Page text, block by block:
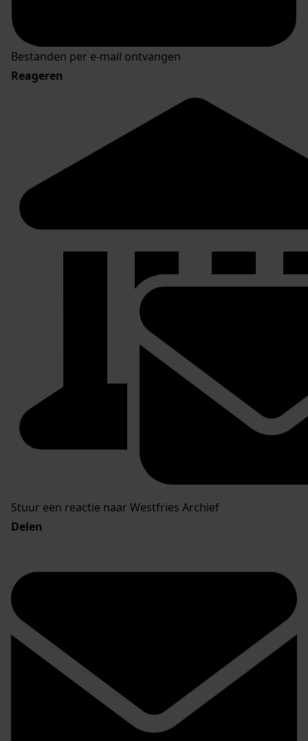
Bestanden per e-mail ontvangen
Reageren
Stuur een reactie naar Westfries Archief
Delen